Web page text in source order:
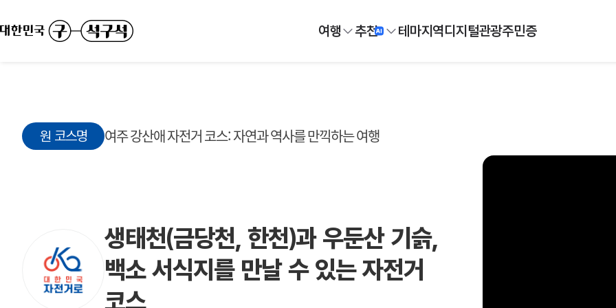
여행 추천 테마지역디지털관광주민증
원 코스명 여주 강산애 자전거 코스: 자연과 역사를 만끽하는 여행
생태천(금당천, 한천)과 우둔산 기슭,
백소 서식지를 만날 수 있는 자전거
코스